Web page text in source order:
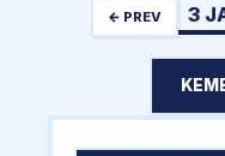
← PREV 3